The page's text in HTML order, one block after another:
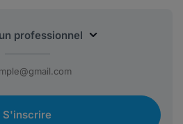
S'inscrire